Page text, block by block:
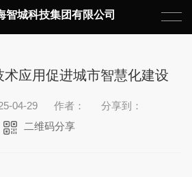
智城科技集团有限公司
术应用促进城市智慧化建设
04-29 作者：
分享到：
二维码分享